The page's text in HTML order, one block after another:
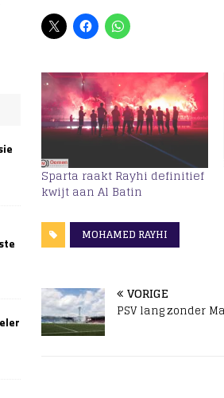
Sparta raakt Rayhi definitief
kwijt aan Al Batin
MOHAMED RAYHI
VORIGE
PSV lang zonder